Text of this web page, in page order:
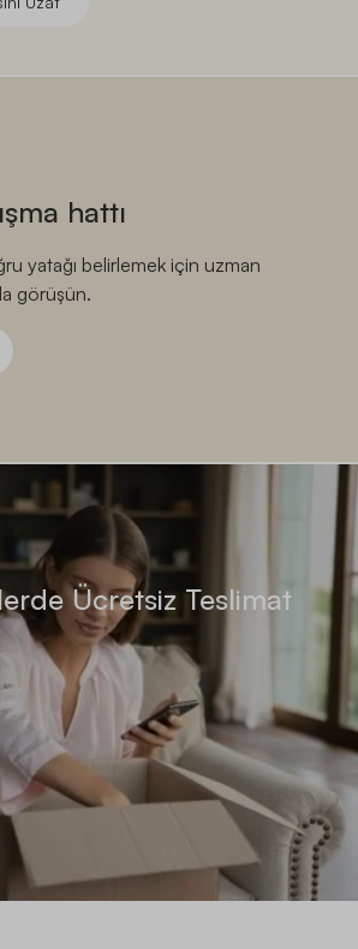
hattı
yatağı belirlemek için uzman
görüşün.
Ücretsiz Teslimat